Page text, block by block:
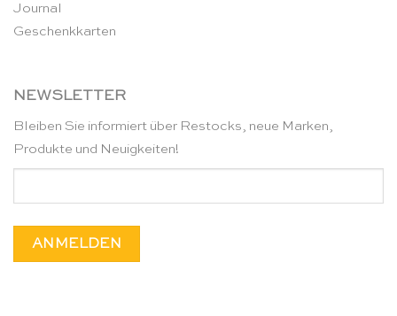
Journal
Geschenkkarten
NEWSLETTER
Bleiben Sie informiert über Restocks, neue Marken,
Produkte und Neuigkeiten!